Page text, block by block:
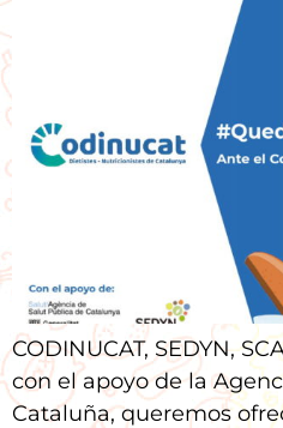
CODINUCAT, SEDYN,
con el apoyo de la
Cataluña, queremos